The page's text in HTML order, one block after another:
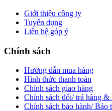
Giới thiệu công ty
Tuyển dụng
Liên hệ góp ý
Chính sách
Hướng dẫn mua hàng
Hình thức thanh toán
Chính sách giao hàng
Chính sách đổi/ trả hàng &
Chính sách bảo hành/ Bảo